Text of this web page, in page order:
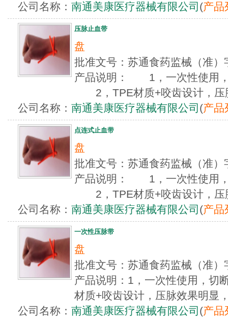
公司名称： 南通美康医疗器械有限公司 (产品
压脉止血带
盘
批准文号：苏通食药监械（
产品说明： 1，一次性使用，
2，TPE材质+咬齿设计，压
公司名称： 南通美康医疗器械有限公司 (产品
点连式止血带
盘
批准文号：苏通食药监械（
产品说明： 1，一次性使用，
2，TPE材质+咬齿设计，压
公司名称： 南通美康医疗器械有限公司 (产品
一次性压脉带
盘
批准文号：苏通食药监械（
产品说明：1，一次性使用，切
材质+咬齿设计，压脉效果明显
公司名称： 南通美康医疗器械有限公司 (产品